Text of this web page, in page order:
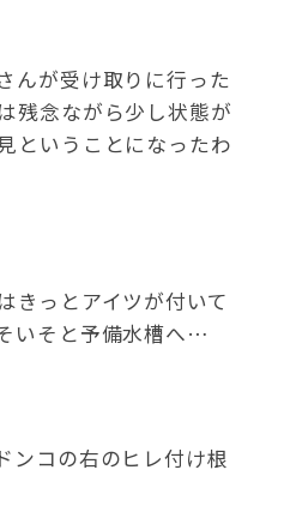
んが受け取りに行った
残念ながら少し状態が
ということになったわ
きっとアイツが付いて
いそと予備水槽へ…
ンコの右のヒレ付け根